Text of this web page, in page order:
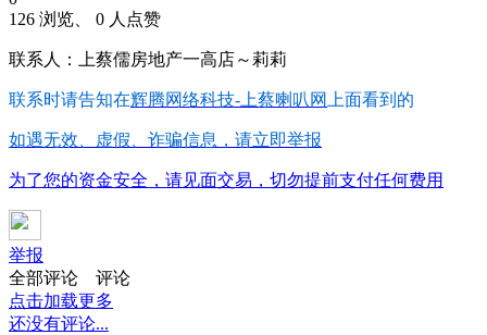
126 浏览、 0 人点赞
联系人：上蔡儒房地产一高店～莉莉
联系时请告知在辉腾网络科技-上蔡喇叭网 上面看到的
如遇无效、虚假、诈骗信息，请立即举报
为了您的资金安全，请见面交易，切勿提前支付任何费用
举报
全部评论
评论
点击加载更多
还没有评论...